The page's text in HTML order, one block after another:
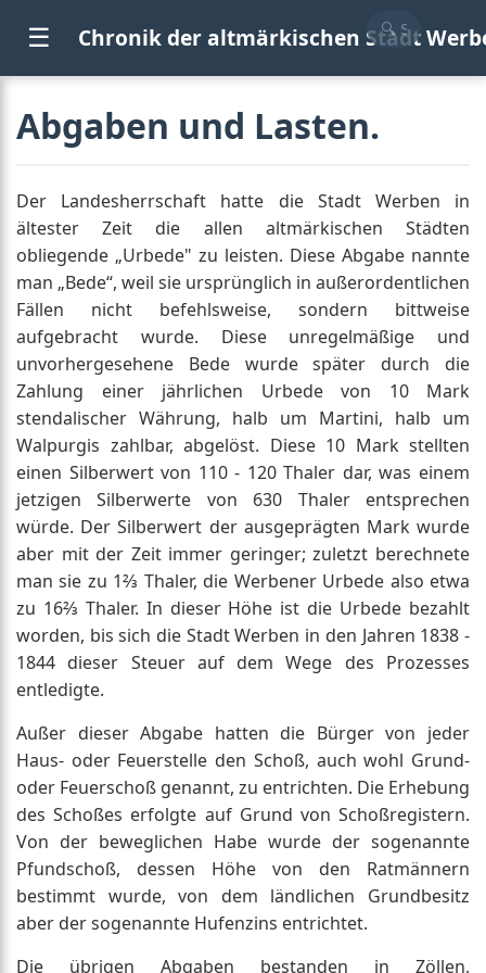
☰ Chronik der altmärkischen Stadt
Abgaben und Lasten.
Der Landesherrschaft hatte die Stadt Werben in
ältester Zeit die allen altmärkischen Städten
obliegende „Urbede" zu leisten. Diese Abgabe nannte
man „Bede“, weil sie ursprünglich in außerordentlichen
Fällen nicht befehlsweise, sondern bittweise
aufgebracht wurde. Diese unregelmäßige und
unvorhergesehene Bede wurde später durch die
Zahlung einer jährlichen Urbede von 10 Mark
stendalischer Währung, halb um Martini, halb um
Walpurgis zahlbar, abgelöst. Diese 10 Mark stellten
einen Silberwert von 110 - 120 Thaler dar, was einem
jetzigen Silberwerte von 630 Thaler entsprechen
würde. Der Silberwert der ausgeprägten Mark wurde
aber mit der Zeit immer geringer; zuletzt berechnete
man sie zu 1⅔ Thaler, die Werbener Urbede also etwa
zu 16⅔ Thaler. In dieser Höhe ist die Urbede bezahlt
worden, bis sich die Stadt Werben in den Jahren 1838 -
1844 dieser Steuer auf dem Wege des Prozesses
entledigte.
Außer dieser Abgabe hatten die Bürger von jeder
Haus- oder Feuerstelle den Schoß, auch wohl Grund-
oder Feuerschoß genannt, zu entrichten. Die Erhebung
des Schoßes erfolgte auf Grund von Schoßregistern.
Von der beweglichen Habe wurde der sogenannte
Pfundschoß, dessen Höhe von den Ratmännern
bestimmt wurde, von dem ländlichen Grundbesitz
aber der sogenannte Hufenzins entrichtet.
Die übrigen Abgaben bestanden in Zöllen,